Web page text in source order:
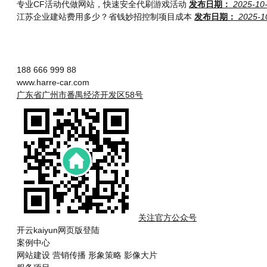
专业CF活动代做网站，快速安全代刷游戏活动 发布日期： 2025-
江苏企业建站费用多少？省钱妙招控制项目成本 发布日期： 2025-
188 666 999 88
www.harre-car.com
广东省广州市番禺经济开发区58号
关注官方公众号
开云kaiyun网页版登陆
案例中心
网站建设 营销传播 形象策略 影像大片